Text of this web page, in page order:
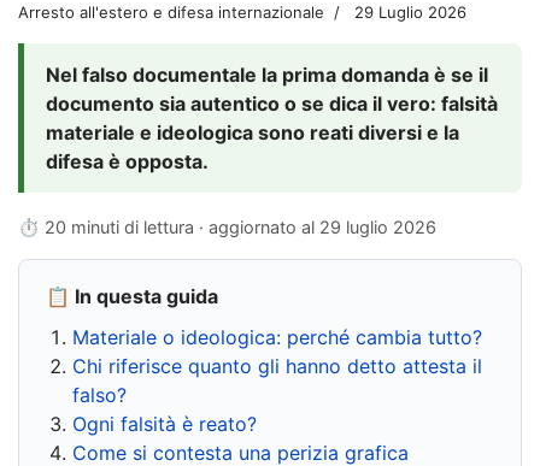
Arresto all'estero e difesa internazionale 29 Luglio 2026
Nel falso documentale la prima domanda è se il
documento sia autentico o se dica il vero: falsità
materiale e ideologica sono reati diversi e la
difesa è opposta.
⏱ 20 minuti di lettura · aggiornato al 29 luglio 2026
📋 In questa guida
Materiale o ideologica: perché cambia tutto?
Chi riferisce quanto gli hanno detto attesta il
falso?
Ogni falsità è reato?
Come si contesta una perizia grafica